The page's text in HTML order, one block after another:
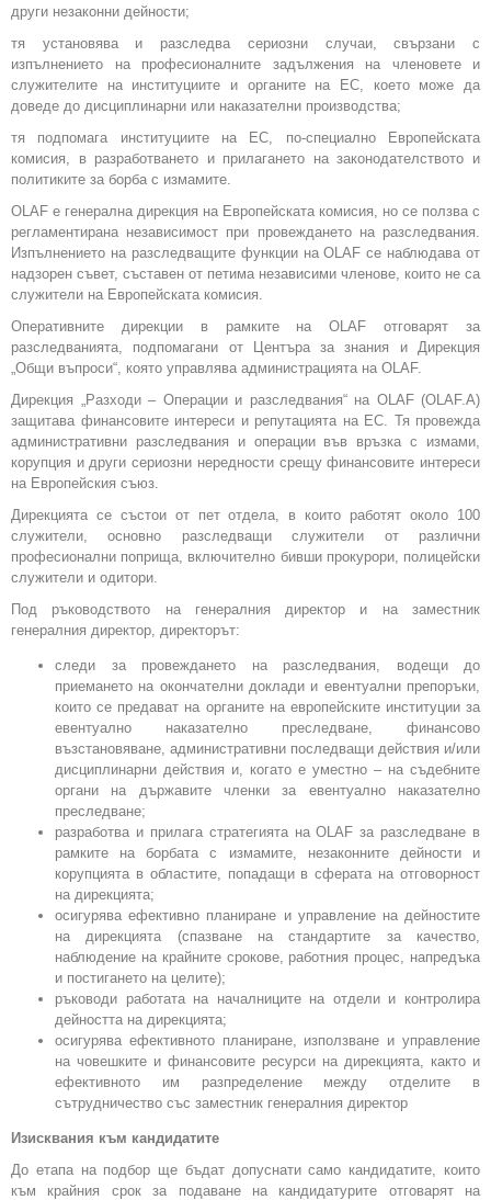
други незаконни дейности;
тя установява и разследва сериозни случаи, свързани с
изпълнението на професионалните задължения на членовете и
служителите на институциите и органите на ЕС, което може да
доведе до дисциплинарни или наказателни производства;
тя подпомага институциите на ЕС, по-специално Европейската
комисия, в разработването и прилагането на законодателството и
политиките за борба с измамите.
OLAF е генерална дирекция на Европейската комисия, но се ползва с
регламентирана независимост при провеждането на разследвания.
Изпълнението на разследващите функции на OLAF се наблюдава от
надзорен съвет, съставен от петима независими членове, които не са
служители на Европейската комисия.
Оперативните дирекции в рамките на OLAF отговарят за
разследванията, подпомагани от Центъра за знания и Дирекция
„Общи въпроси“, която управлява администрацията на OLAF.
Дирекция „Разходи – Операции и разследвания“ на OLAF (OLAF.A)
защитава финансовите интереси и репутацията на ЕС. Тя провежда
административни разследвания и операции във връзка с измами,
корупция и други сериозни нередности срещу финансовите интереси
на Европейския съюз.
Дирекцията се състои от пет отдела, в които работят около 100
служители, основно разследващи служители от различни
професионални поприща, включително бивши прокурори, полицейски
служители и одитори.
Под ръководството на генералния директор и на заместник
генералния директор, директорът:
следи за провеждането на разследвания, водещи до
приемането на окончателни доклади и евентуални препоръки,
които се предават на органите на европейските институции за
евентуално наказателно преследване, финансово
възстановяване, административни последващи действия и/или
дисциплинарни действия и, когато е уместно – на съдебните
органи на държавите членки за евентуално наказателно
преследване;
разработва и прилага стратегията на OLAF за разследване в
рамките на борбата с измамите, незаконните дейности и
корупцията в областите, попадащи в сферата на отговорност
на дирекцията;
осигурява ефективно планиране и управление на дейностите
на дирекцията (спазване на стандартите за качество,
наблюдение на крайните срокове, работния процес, напредъка
и постигането на целите);
ръководи работата на началниците на отдели и контролира
дейността на дирекцията;
осигурява ефективното планиране, използване и управление
на човешките и финансовите ресурси на дирекцията, както и
ефективното им разпределение между отделите в
сътрудничество със заместник генералния директор
Изисквания към кандидатите
До етапа на подбор ще бъдат допуснати само кандидатите, които
към крайния срок за подаване на кандидатурите отговарят на